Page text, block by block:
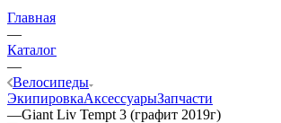
Главная
—
Каталог
—
Велосипеды
ЭкипировкаАксессуарыЗапчасти
—Giant Liv Tempt 3 (графит 2019г)